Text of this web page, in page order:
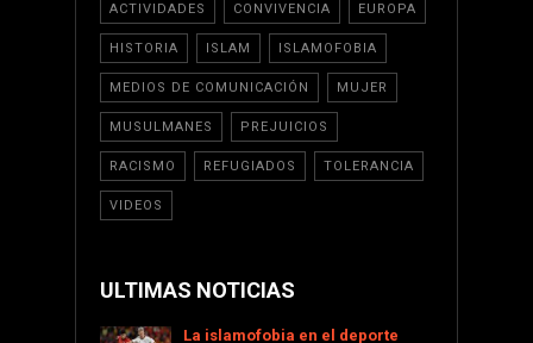
ACTIVIDADES CONVIVENCIA EUROPA
HISTORIA ISLAM ISLAMOFOBIA
MEDIOS DE COMUNICACIÓN MUJER
MUSULMANES PREJUICIOS
RACISMO REFUGIADOS TOLERANCIA
VIDEOS
ULTIMAS NOTICIAS
La islamofobia en el deporte